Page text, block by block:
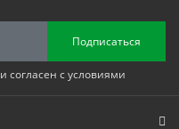
Подписаться
и согласен с условиями